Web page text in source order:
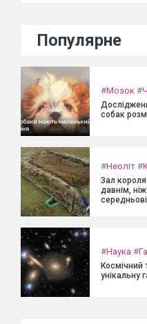
Популярне
#Мозок #
собак
#Неоліт #
Зал короля
давнім,
#Наука #
Космічний
унікальну